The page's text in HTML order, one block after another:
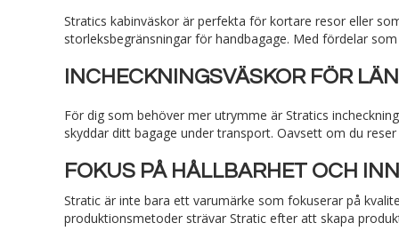
Stratics kabinväskor är perfekta för kortare resor eller
storleksbegränsningar för handbagage. Med fördelar
INCHECKNINGSVÄSKOR FÖR
För dig som behöver mer utrymme är Stratics
skyddar ditt bagage under transport. Oavsett om du
FOKUS PÅ HÅLLBARHET OCH
Stratic är inte bara ett varumärke som fokuserar på
produktionsmetoder strävar Stratic efter att skapa